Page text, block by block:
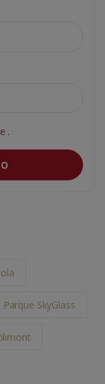
.
Parque SkyGlass